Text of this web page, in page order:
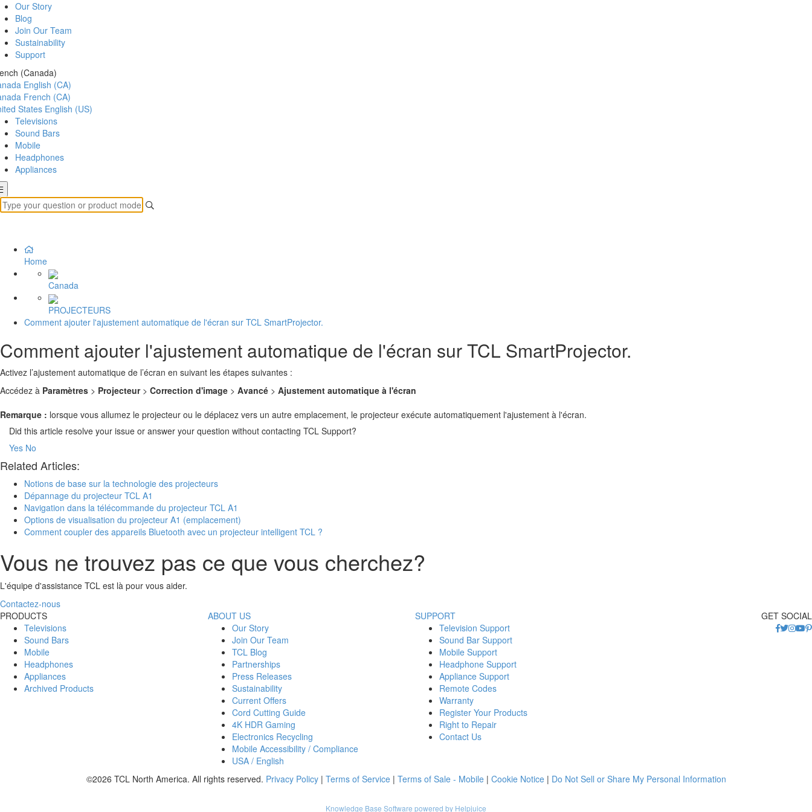
Our Story
Blog
Join Our Team
Sustainability
Support
(Canada)
English (CA)
French (CA)
States English (US)
Televisions
Sound Bars
Mobile
Headphones
Appliances
Home
Canada
PROJECTEURS
Comment ajouter l'ajustement automatique de l'écran sur TCL SmartProjector.
Comment ajouter l'ajustement automatique de l'écran sur TCL SmartProjector.
Activez l’ajustement automatique de l’écran en suivant les étapes suivantes :
Accédez à Paramètres > Projecteur> Correction d'image > Avancé > Ajustement automatique à l'écran
Remarque : lorsque vous allumez le projecteur ou le déplacez vers un autre emplacement, le projecteur exécute automatiquement l'ajustement à l'écran.
Did this article resolve your issue or answer your question without contacting TCL Support?
Yes No
Related Articles:
Notions de base sur la technologie des projecteurs
Dépannage du projecteur TCL A1
Navigation dans la télécommande du projecteur TCL A1
Options de visualisation du projecteur A1 (emplacement)
Comment coupler des appareils Bluetooth avec un projecteur intelligent TCL ?
Vous ne trouvez pas ce que vous cherchez?
L'équipe d'assistance TCL est là pour vous aider.
Contactez-nous
PRODUCTS
Televisions
Sound Bars
Mobile
Headphones
Appliances
Archived Products
ABOUT US
Our Story
Join Our Team
TCL Blog
Partnerships
Press Releases
Sustainability
Current Offers
Cord Cutting Guide
4K HDR Gaming
Electronics Recycling
Mobile Accessibility / Compliance
USA / English
SUPPORT
Television Support
Sound Bar Support
Mobile Support
Headphone Support
Appliance Support
Remote Codes
Warranty
Register Your Products
Right to Repair
Contact Us
GET SOCIAL
©2026 TCL North America. All rights reserved. Privacy Policy| Terms of Service| Terms of Sale - Mobile| Cookie Notice| Do Not Sell or Share My Personal Information
Knowledge Base Software powered by Helpjuice